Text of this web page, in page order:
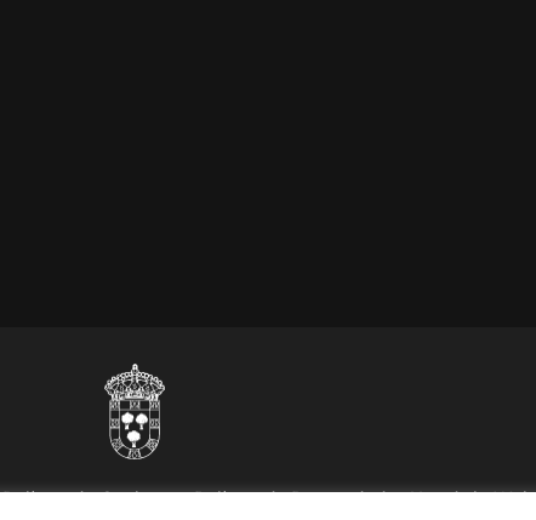
Política de Cookies Política de Privacidad Uso de la Web